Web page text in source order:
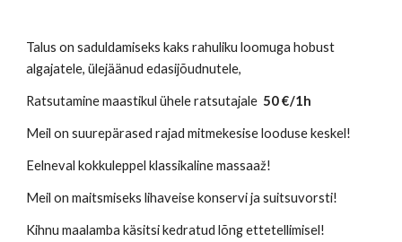
Talus on saduldamiseks kaks rahuliku loomuga hobust
algajatele, ülejäänud edasijõudnutele,
Ratsutamine maastikul ühele ratsutajale 50 €/1h
Meil on suurepärased rajad mitmekesise looduse keskel!
Eelneval kokkuleppel klassikaline massaaž!
Meil on maitsmiseks lihaveise konservi ja suitsuvorsti!
Kihnu maalamba käsitsi kedratud lõng ettetellimisel!